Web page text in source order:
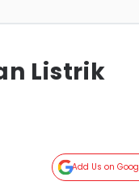
Listrik
Add Us on